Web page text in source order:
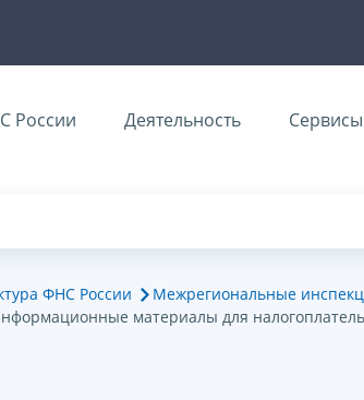
России Деятельность Сервисы
ФНС России
Межрегиональные
материалы для